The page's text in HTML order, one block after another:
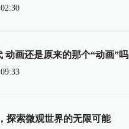
动画还是原来的那个“动画”吗
探索微观世界的无限可能